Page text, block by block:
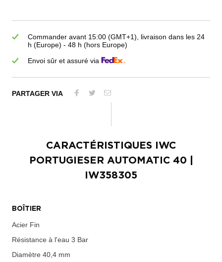
Commander avant 15:00 (GMT+1), livraison dans les 24
h (Europe) - 48 h (hors Europe)
Envoi sûr et assuré via
PARTAGER VIA
CARACTÉRISTIQUES
IWC
PORTUGIESER AUTOMATIC 40
IW358305
BOÎTIER
Acier Fin
Résistance à l'eau 3 Bar
Diamètre 40,4 mm